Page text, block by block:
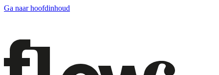
Ga naar hoofdinhoud